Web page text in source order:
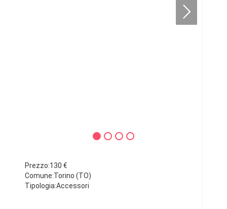
Prezzo:130 €
Comune:Torino (TO)
Tipologia:Accessori